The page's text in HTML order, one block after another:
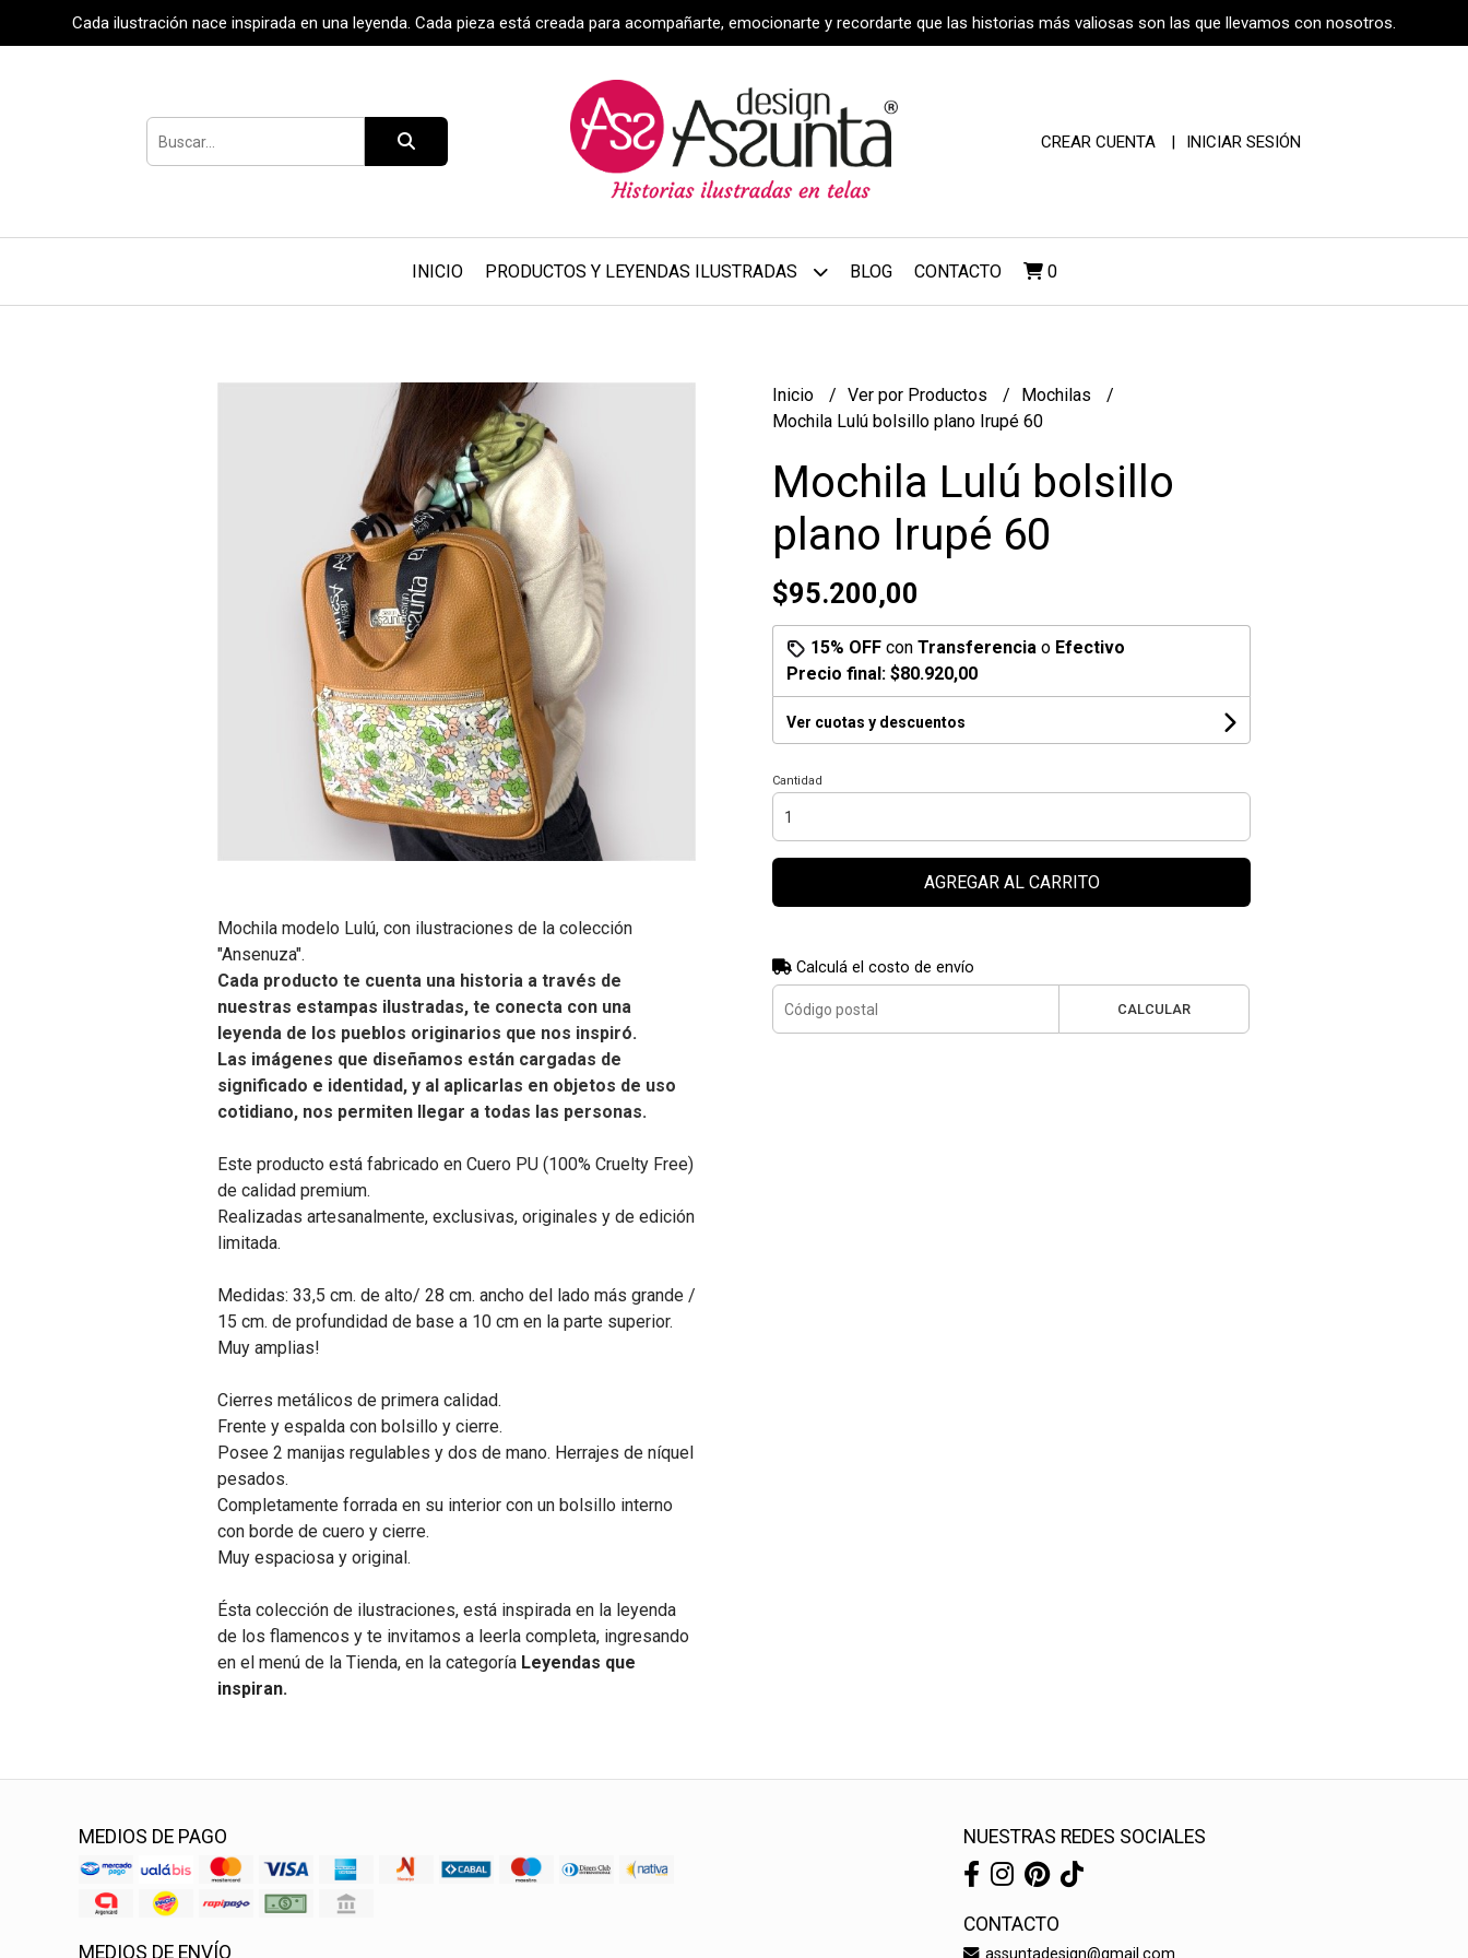
Cada ilustración nace inspirada en una leyenda. Cada pieza está creada para acompañarte, emocionarte y recordarte que las historias más valiosas son las que llevamos con nosotros.
CREAR CUENTA INICIAR SESIÓN
INICIO PRODUCTOS Y LEYENDAS ILUSTRADAS BLOG CONTACTO 0
Mochila modelo Lulú, con ilustraciones de la colección
"Ansenuza".
Cada producto te cuenta una historia a través de
nuestras estampas ilustradas, te conecta con una
leyenda de los pueblos originarios que nos inspiró.
Las imágenes que diseñamos están cargadas de
significado e identidad, y al aplicarlas en objetos de uso
cotidiano, nos permiten llegar a todas las personas.
Este producto está fabricado en Cuero PU (100% Cruelty Free)
de calidad premium.
Realizadas artesanalmente, exclusivas, originales y de edición
limitada.
Medidas: 33,5 cm. de alto/ 28 cm. ancho del lado más grande /
15 cm. de profundidad de base a 10 cm en la parte superior.
Muy amplias!
Cierres metálicos de primera calidad.
Frente y espalda con bolsillo y cierre.
Posee 2 manijas regulables y dos de mano. Herrajes de níquel
pesados.
Completamente forrada en su interior con un bolsillo interno
con borde de cuero y cierre.
Muy espaciosa y original.
Ésta colección de ilustraciones, está inspirada en la leyenda
de los flamencos y te invitamos a leerla completa, ingresando
en el menú de la Tienda, en la categoría Leyendas que
inspiran.
Inicio Ver por Productos
Mochilas
Mochila Lulú bolsillo plano Irupé 60
Mochila Lulú bolsillo
plano Irupé 60
$95.200,00
15% OFF con Transferencia o Efectivo
Precio final: $80.920,00
Ver cuotas y descuentos
Cantidad
AGREGAR AL CARRITO
Calculá el costo de envío
CALCULAR
MEDIOS DE PAGO
MEDIOS DE ENVÍO
NUESTRAS REDES SOCIALES
CONTACTO
assuntadesign@gmail.com